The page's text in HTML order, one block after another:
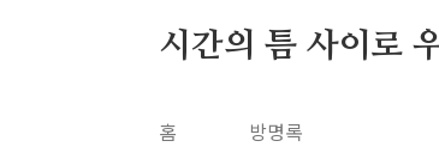
시간의 틈 사이로
홈 방명록